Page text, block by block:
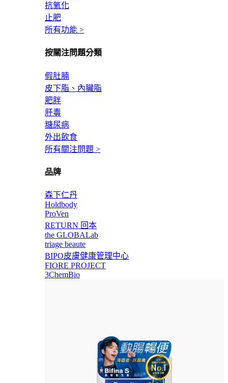
抗氧化
止肥
所有功能 >
按關注問題分類
假肚腩
皮下脂、內臟脂
肥胖
肝毒
糖尿病
外出飲食
所有關注問題 >
品牌
森下仁丹
Holdbody
ProVen
RETURN 回本
the GLOBALab
triage beaute
BIPO皮膚健康管理中心
FIORE PROJECT
3ChemBio